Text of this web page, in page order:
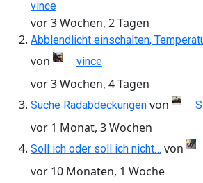
vince
vor 3 Wochen, 2 Tagen
Abblendlicht einschalten,
von vince
vor 3 Wochen, 4 Tagen
Suche Radabdeckungen von
vor 1 Monat, 3 Wochen
Soll ich oder soll ich nicht… von
vor 10 Monaten, 1 Woche